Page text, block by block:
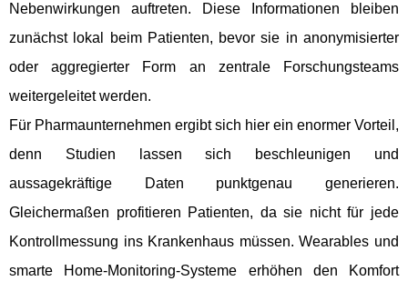
Nebenwirkungen auftreten. Diese Informationen bleiben
zunächst lokal beim Patienten, bevor sie in anonymisierter
oder aggregierter Form an zentrale Forschungsteams
weitergeleitet werden.
Für Pharmaunternehmen ergibt sich hier ein enormer Vorteil,
denn Studien lassen sich beschleunigen und
aussagekräftige Daten punktgenau generieren.
Gleichermaßen profitieren Patienten, da sie nicht für jede
Kontrollmessung ins Krankenhaus müssen. Wearables und
smarte Home-Monitoring-Systeme erhöhen den Komfort